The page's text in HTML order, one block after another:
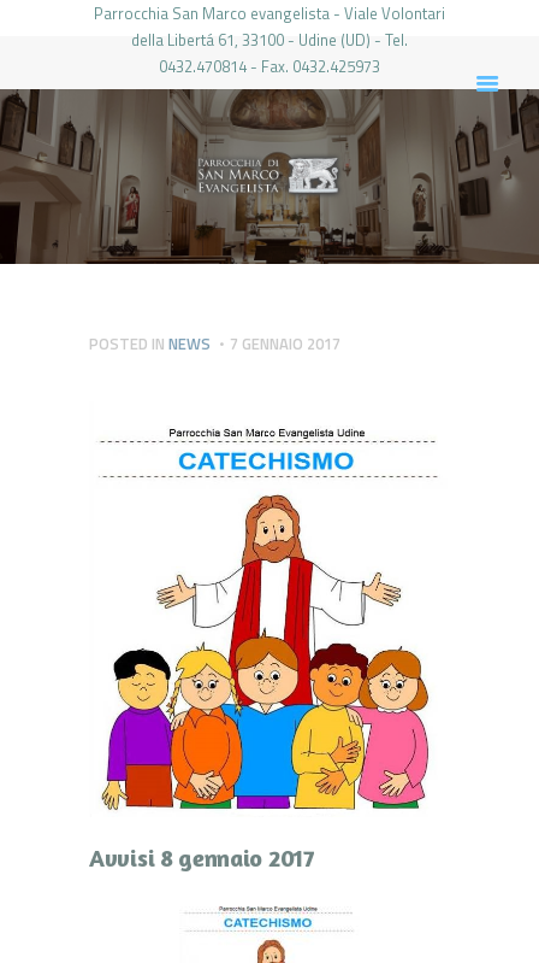
Parrocchia San Marco evangelista - Viale Volontari
della Libertá 61, 33100 - Udine (UD) - Tel.
0432.470814 - Fax. 0432.425973
PARROCCHIA DI SAN MARCO UDINE
HOME
LA PARROCCHIA
IL PARROCO
LE ATTIVITÀ
PIERABECH
LOGIN
POSTED IN NEWS 7 GENNAIO 2017
Avvisi 8 gennaio 2017